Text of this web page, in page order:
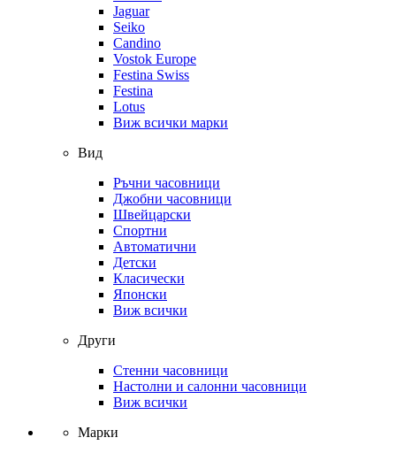
Jaguar
Seiko
Candino
Vostok Europe
Festina Swiss
Festina
Lotus
Виж всички марки
Вид
Ръчни часовници
Джобни часовници
Швейцарски
Спортни
Автоматични
Детски
Класически
Японски
Виж всички
Други
Стенни часовници
Настолни и салонни часовници
Виж всички
Марки